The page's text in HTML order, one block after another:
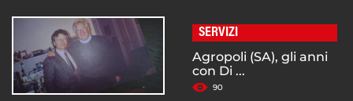
SERVIZI
Agropoli (SA), gli anni
con Di ...
90